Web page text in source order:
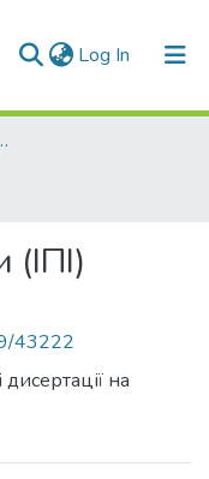
Log In (current)
техніки (ФІОТ)
(ІПІ)
43222
на